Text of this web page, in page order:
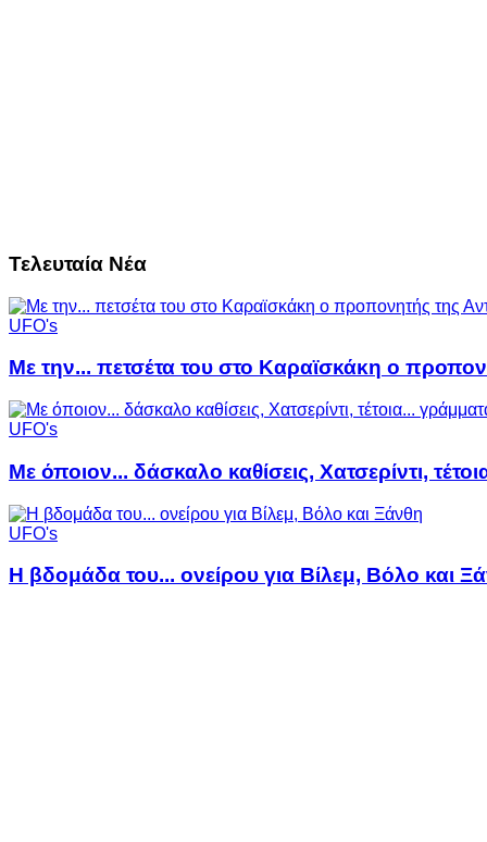
Τελευταία Νέα
UFO's
Με την... πετσέτα του στο Καραϊσκάκη ο
UFO's
Με όποιον... δάσκαλο καθίσεις, Χατσερίντι,
UFO's
Η βδομάδα του... ονείρου για Βίλεμ, Βόλο και